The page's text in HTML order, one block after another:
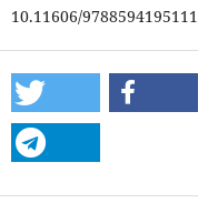
10.11606/9788594195111